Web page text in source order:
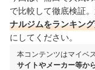
で比較して徹底検証。
ナルジムをランキン
にしてください。
本コンテンツはマイベ
サイトやメーカー等か